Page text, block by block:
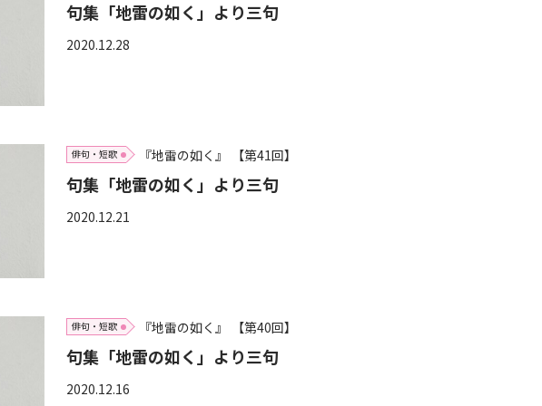
句集「地雷の如く」より三句
2020.12.28
俳句・短歌 『地雷の如く』 【第41回】
句集「地雷の如く」より三句
2020.12.21
俳句・短歌 『地雷の如く』 【第40回】
句集「地雷の如く」より三句
2020.12.16